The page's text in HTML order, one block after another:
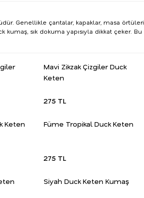
Genellikle çantalar, kapaklar, masa
kumaş, sık dokuma yapısıyla dikkat
Mavi Zikzak Çizgiler Duck
Keten
275 TL
Keten Füme Tropikal Duck Keten
275 TL
Siyah Duck Keten Kumaş